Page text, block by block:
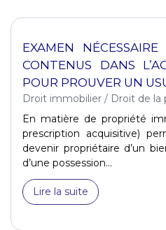
EXAMEN
CONTENUS DANS
POUR PROUVER UN
Droit immobilier / Droit de la
En matière de propriété
prescription acquisitive)
devenir propriétaire d’un
d’une possession...
Lire la suite